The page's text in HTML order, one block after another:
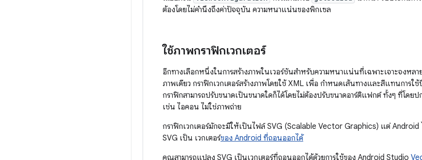
ต้องโดยไม่คำนึงถึงค่าปัจจุบัน ความหนาแน่นของพิกเซล
ใช้ภาพกราฟิกเวกเตอร์
อีกทางเลือกหนึ่งในการสร้างภาพในเวอร์ชันสำหรับความหนาแน่นที่เฉพาะเจาะจงหลา
ภาพเดียว กราฟิกเวกเตอร์สร้างภาพโดยใช้ XML เพื่อ กำหนดเส้นทางและสีแทนการใ
กราฟิกสามารถปรับขนาดเป็นขนาดใดก็ได้โดยไม่ต้องปรับขนาดอาร์ติแฟกต์ ทั้งๆ ที่โดย
เช่น ไอคอน ไม่ใช่ภาพถ่าย
กราฟิกเวกเตอร์มักจะมีให้เป็นไฟล์ SVG (Scalable Vector Graphics) แต่
SVG เป็น เวกเตอร์ของ Android ที่ถอนออกได้
คุณสามารถแปลง SVG เป็นเวกเตอร์ที่ถอนออกได้ด้วยการใช้ของ Android Studio